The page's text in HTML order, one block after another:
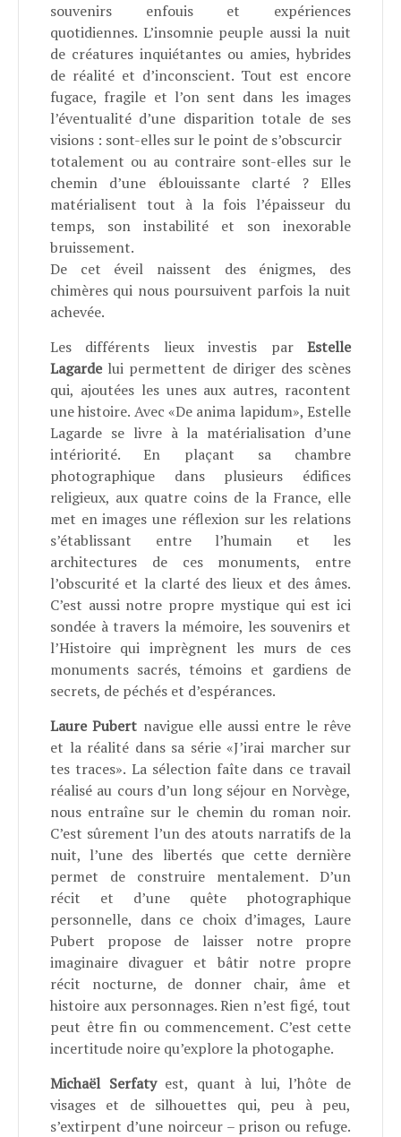
souvenirs enfouis et expériences
quotidiennes. L’insomnie peuple aussi la nuit
de créatures inquiétantes ou amies, hybrides
de réalité et d’inconscient. Tout est encore
fugace, fragile et l’on sent dans les images
l’éventualité d’une disparition totale de ses
visions : sont-elles sur le point de s’obscurcir
totalement ou au contraire sont-elles sur le
chemin d’une éblouissante clarté ? Elles
matérialisent tout à la fois l’épaisseur du
temps, son instabilité et son inexorable
bruissement.
De cet éveil naissent des énigmes, des
chimères qui nous poursuivent parfois la nuit
achevée.
Les différents lieux investis par Estelle
Lagardelui permettent de diriger des scènes
qui, ajoutées les unes aux autres, racontent
une histoire. Avec «De anima lapidum», Estelle
Lagarde se livre à la matérialisation d’une
intériorité. En plaçant sa chambre
photographique dans plusieurs édifices
religieux, aux quatre coins de la France, elle
met en images une réflexion sur les relations
s’établissant entre l’humain et les
architectures de ces monuments, entre
l’obscurité et la clarté des lieux et des âmes.
C’est aussi notre propre mystique qui est ici
sondée à travers la mémoire, les souvenirs et
l’Histoire qui imprègnent les murs de ces
monuments sacrés, témoins et gardiens de
secrets, de péchés et d’espérances.
Laure Pubert navigue elle aussi entre le rêve
et la réalité dans sa série «J’irai marcher sur
tes traces». La sélection faîte dans ce travail
réalisé au cours d’un long séjour en Norvège,
nous entraîne sur le chemin du roman noir.
C’est sûrement l’un des atouts narratifs de la
nuit, l’une des libertés que cette dernière
permet de construire mentalement. D’un
récit et d’une quête photographique
personnelle, dans ce choix d’images, Laure
Pubert propose de laisser notre propre
imaginaire divaguer et bâtir notre propre
récit nocturne, de donner chair, âme et
histoire aux personnages. Rien n’est figé, tout
peut être fin ou commencement. C’est cette
incertitude noire qu’explore la photogaphe.
Michaël Serfatyest, quant à lui, l’hôte de
visages et de silhouettes qui, peu à peu,
s’extirpent d’une noirceur – prison ou refuge.